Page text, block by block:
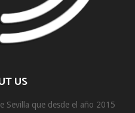
US
Sevilla que desde el año 2015